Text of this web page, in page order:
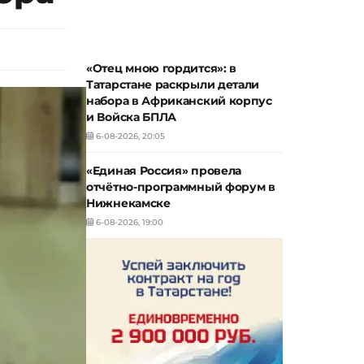
«Отец мною гордится»: в
Татарстане раскрыли детали
набора в Африканский корпус
и Войска БПЛА
6-08-2026, 20:05
«Единая Россия» провела
отчётно-программный форум в
Нижнекамске
6-08-2026, 19:00